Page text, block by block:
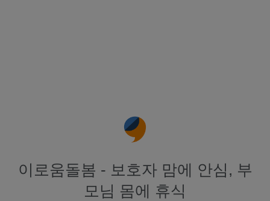
이로움돌봄 - 보호자 맘에 안심, 부
모님 몸에 휴식